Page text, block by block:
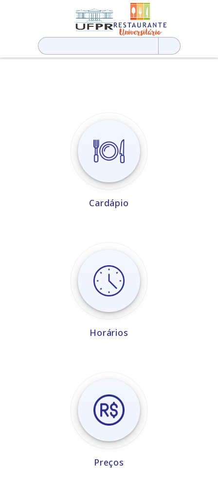
Pesquisar
por:
Cardápio
Horários
Preços